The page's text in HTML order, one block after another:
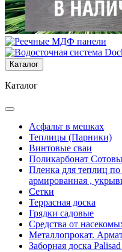
Каталог
Каталог
Асфальт в мешках
Теплицы (Парники)
Винтовые сваи
Поликарбонат
Пленка для теплиц
армированная ,
Сетки
Террасная доска
Грядки садовые
Средства от
Металлопрокат.
Заборная доска